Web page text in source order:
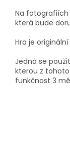
Na fotografiích
která bude
Hra je
Jedná se
kterou z
funkčnost 3